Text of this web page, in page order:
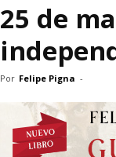
25 de
Por Felipe Pigna -